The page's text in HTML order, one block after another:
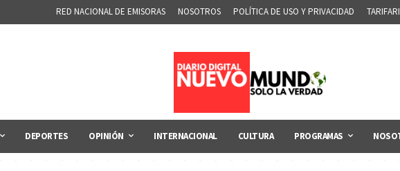
RED NACIONAL DE EMISORAS NOSOTROS POLÍTICA DE USO Y PRIVACIDAD
DEPORTES OPINIÓN INTERNACIONAL CULTURA PROGRAMAS